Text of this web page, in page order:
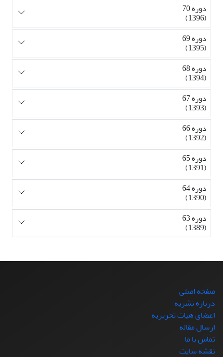
دوره 70
(1396)
دوره 69
(1395)
دوره 68
(1394)
دوره 67
(1393)
دوره 66
(1392)
دوره 65
(1391)
دوره 64
(1390)
دوره 63
(1389)
صفحه اصلی
درباره نشریه
اعضای هیات تحریریه
ارسال مقاله
تماس با ما
نقشه سایت